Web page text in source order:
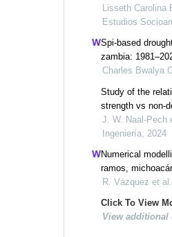
de la subcuenca
Lisseth
Estudios
Spi-based
zambia:
Charles Bwalya
Study of the
strength vs non-
bank rocks from
J. W. Naal-Pech
Ingeniería, 2024
Numerical
ramos,
R. Vázquez et
Click To View
View